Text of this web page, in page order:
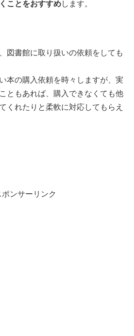
ことをおすすめします。
図書館に取り扱いの依頼をしても
本の購入依頼を時々しますが、実
ともあれば、購入できなくても他
くれたりと柔軟に対応してもらえ
ポンサーリンク